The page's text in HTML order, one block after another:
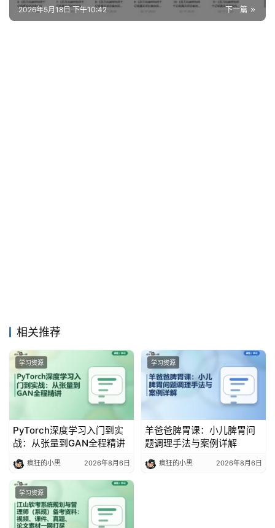
下一篇
2026年5月18日 下午10:42
相关推荐
学习资源
PyTorch深度学习入门到实
战：从张量到GAN全程精讲
疯狂的小黑 2026年8月6日
学习资源
羊爸爸脾胃课：小儿脾胃问
题调理手法与案例详解
疯狂的小黑 2026年8月6日
学习资源